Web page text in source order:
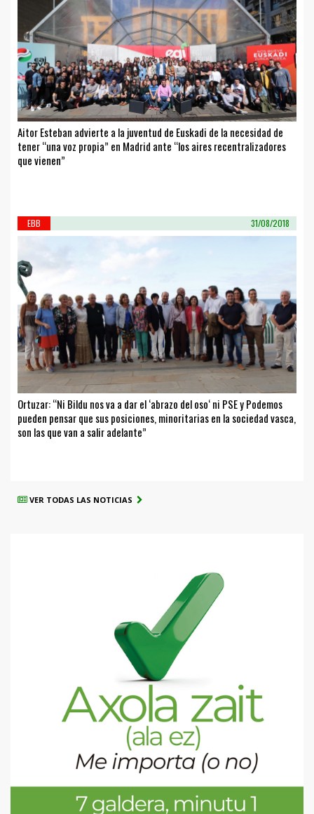
Aitor Esteban advierte a la juventud de Euskadi de la necesidad de
tener “una voz propia” en Madrid ante “los aires recentralizadores
que vienen”
EBB 31/08/2018
Ortuzar: “Ni Bildu nos va a dar el ‘abrazo del oso‘ ni PSE y Podemos
pueden pensar que sus posiciones, minoritarias en la sociedad vasca,
son las que van a salir adelante”
VER TODAS LAS NOTICIAS